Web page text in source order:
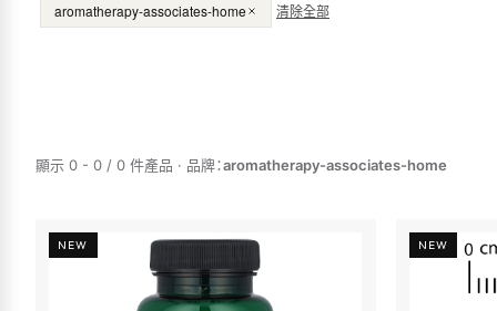
aromatherapy-associates-home 清除全部
顯示 0 - 0 / 0 件產品 · 品牌：aromatherapy-associates-home
NEW NEW